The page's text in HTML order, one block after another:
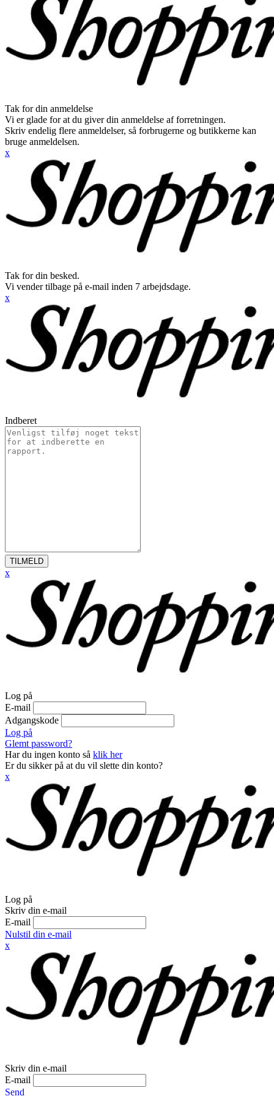
Tak for din anmeldelse
Vi er glade for at du giver din anmeldelse af forretningen.
Skriv endelig flere anmeldelser, så forbrugerne og butikkerne kan
bruge anmeldelsen.
x
Tak for din besked.
Vi vender tilbage på e-mail inden 7 arbejdsdage.
x
Indberet
TILMELD
x
Log på
E-mail
Adgangskode
Log på
Glemt password?
Har du ingen konto så klik her
Er du sikker på at du vil slette din konto?
x
Log på
Skriv din e-mail
E-mail
Nulstil din e-mail
x
Skriv din e-mail
E-mail
Send